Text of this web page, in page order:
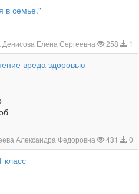
в семье."
Денисова Елена Сергеевна 258 1
вреда здоровью
Александра Федоровна 431 0
класс